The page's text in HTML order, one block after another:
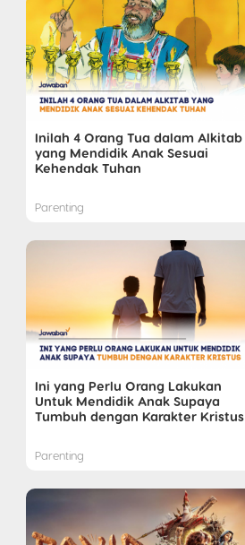
Inilah 4 Orang Tua dalam Alkitab
yang Mendidik Anak Sesuai
Kehendak Tuhan
Parenting
Ini yang Perlu Orang Lakukan
Untuk Mendidik Anak Supaya
Tumbuh dengan Karakter Kristus
Parenting